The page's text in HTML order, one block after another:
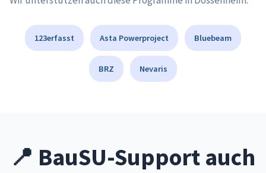
123erfasst Asta Powerproject Bluebeam
BRZ Nevaris
📍 BauSU-Support auch